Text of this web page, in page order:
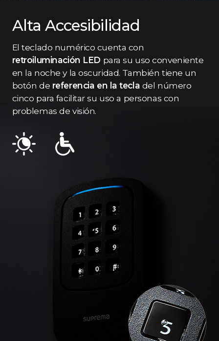
Alta Accesibilidad
El teclado numérico cuenta con
retroiluminación LED para su uso conveniente
en la noche y la oscuridad. También tiene un
botón de referencia en la tecla del número
cinco para facilitar su uso a personas con
problemas de visión.